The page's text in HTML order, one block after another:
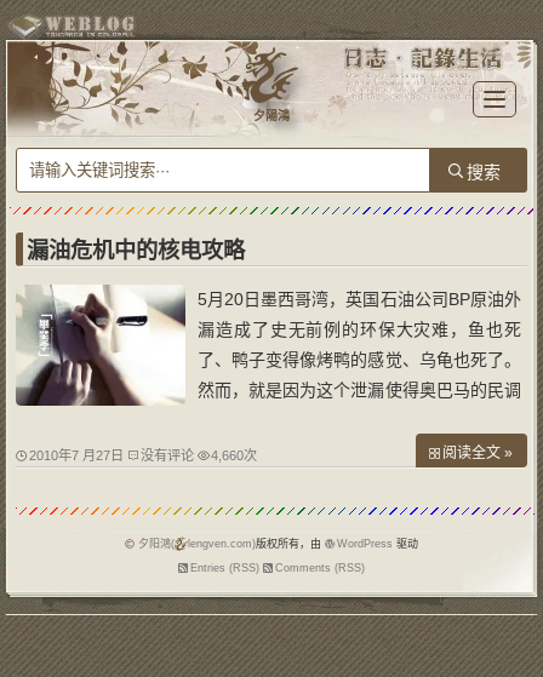
T
o
l
e
n
i
n
夕陽鴻
漏油危机中的核电攻略
5月20日墨西哥湾，英国石油公司BP原油外
漏造成了史无前例的环保大灾难，鱼也死
了、鸭子变得像烤鸭的感觉、乌龟也死了。
然而，就是因为这个泄漏使得奥巴马的民调
滑、而他的不支持率则在上升达到了最高
报道有超过半数的人对奥巴马处理墨西哥湾
2010年7 月27日 没有评论 4,660次 阅读全文 »
夕阳鴻( lengven.com)版权所有，由 WordPress 驱动
Entries (RSS)
Comments (RSS)